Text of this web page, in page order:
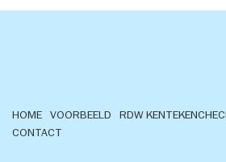
HOME VOORBEELD RDW
CONTACT